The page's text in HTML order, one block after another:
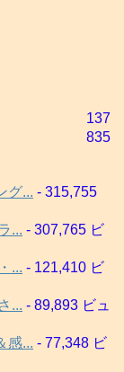
137
835
グ... - 315,755
... - 307,765 ビ
... - 121,410 ビ
... - 89,893 ビュ
感... - 77,348 ビ